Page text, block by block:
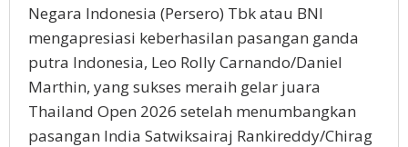
Negara Indonesia (Persero) Tbk atau BNI
mengapresiasi keberhasilan pasangan ganda
putra Indonesia, Leo Rolly Carnando/Daniel
Marthin, yang sukses meraih gelar juara
Thailand Open 2026 setelah menumbangkan
pasangan India Satwiksairaj Rankireddy/Chirag